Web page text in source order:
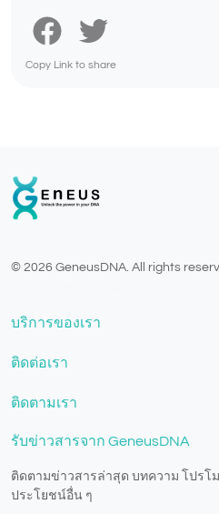
Copy Link to share
© 2026 GeneusDNA. All rights
บริการของเรา
ติดต่อเรา
ติดตามเรา
รับข่าวสารจาก GeneusDNA
ติดตามข่าวสารล่าสุด บทความ โปรโ
ประโยชน์อื่น ๆ